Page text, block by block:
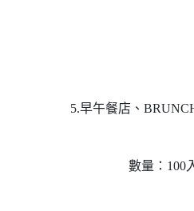
5.早午餐店、
數量：100